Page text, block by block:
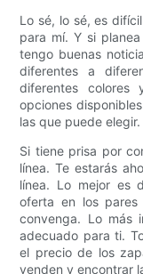
Lo sé, lo sé, es
para mí. Y si
tengo buenas
diferentes a
diferentes colores
opciones
las que puede
Si tiene prisa por
línea. Te estarás
línea. Lo mejor es
oferta en los
convenga. Lo más
adecuado para ti.
el precio de los
venden y encontrar